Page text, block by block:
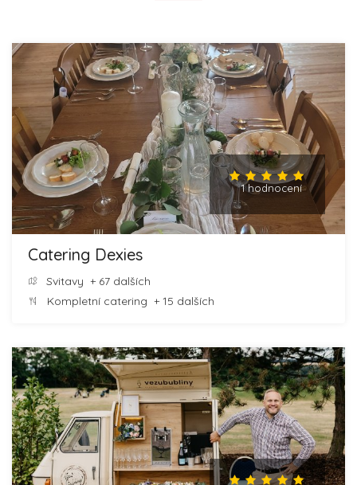
1 hodnocení
Catering Dexies
Svitavy + 67 dalších
Kompletní catering + 15 dalších